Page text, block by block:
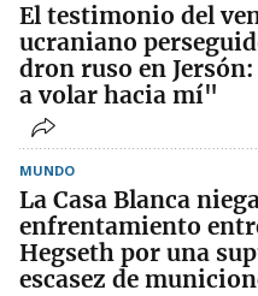
El testimonio del
ucraniano
dron ruso en
a volar hacia mí"
MUNDO
La Casa Blanca
enfrentamiento
Hegseth por una
escasez de